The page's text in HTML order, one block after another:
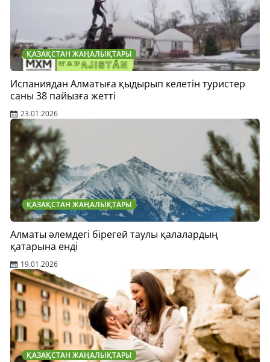
ҚАЗАҚСТАН ЖАҢАЛЫҚТАРЫ
Испаниядан Алматыға қыдырып келетін туристер
саны 38 пайызға жетті
23.01.2026
ҚАЗАҚСТАН ЖАҢАЛЫҚТАРЫ
Алматы әлемдегі бірегей таулы қалалардың
қатарына енді
19.01.2026
ҚАЗАҚСТАН ЖАҢАЛЫҚТАРЫ